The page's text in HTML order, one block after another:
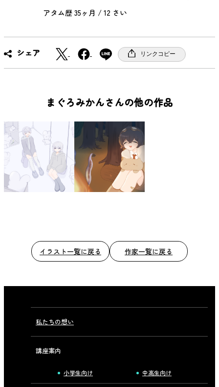
アタム歴 35ヶ月 / 12 さい
シェア
a
c
o
o
リンクコピー
まぐろみかんさんの他の作品
イラスト一覧に戻る 作家一覧に戻る
私たちの想い
講座案内
小学生向け 中高生向け